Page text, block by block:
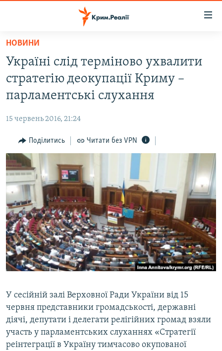
Перейти
основного
матеріалу
Перейти
до
основної
навігації
Перейти
до
пошуку
ВОДА.КРИМ
ВІДЕО ТА ФОТО
БЛОГИ
ПОГЛЯД
ІНТЕРВ'Ю
ВСЕ ЗА ДЕНЬ
СПЕЦПРОЕКТИ
ДЕПОРТАЦІЯ
ВІДЕОУРОКИ «ELIFBE»
СВІДЧЕННЯ ОКУПАЦІЇ
УКРАЇНСЬКА ПРОБЛЕМА КРИМУ
ЯК ОБІЙТИ БЛОКУВАННЯ
Русский
Qırımtatar
Усі сайти RFE/RL
НОВИНИ
Україні слід терміново ухвалити
стратегію деокупації Криму –
парламентські слухання
15 червень 2016, 21:24
Поділитись Читати без VPN
У сесійній залі Верховної Ради України від 15
червня представники громадськості, державні
діячі, депутати і делегати релігійних громад взяли
участь у парламентських слуханнях «Стратегії
реінтеграції в Україну тимчасово окупованої